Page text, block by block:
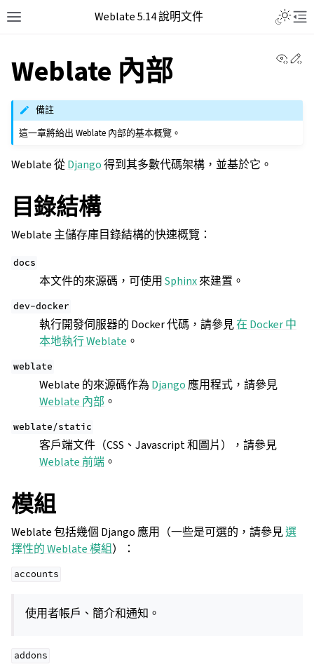
Weblate 5.14 說明文件
Weblate 內部
備註
這一章將給出 Weblate 內部的基本概覽。
Weblate 從Django得到其多數代碼架構，並基於它。
目錄結構
Weblate 主儲存庫目錄結構的快速概覽：
docs
本文件的來源碼，可使用Sphinx來建置。
dev-docker
執行開發伺服器的 Docker 代碼，請參見在 Docker 中
本地執行 Weblate 。
weblate
Weblate 的來源碼作為 Django 應用程式，請參見
Weblate 內部 。
weblate/static
客戶端文件（CSS、Javascript 和圖片），請參見
Weblate 前端 。
模組
Weblate 包括幾個 Django 應用（一些是可選的，請參見選
擇性的 Weblate 模組）：
accounts
使用者帳戶、簡介和通知。
addons